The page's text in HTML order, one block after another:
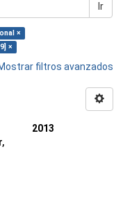
Ir
×
×
filtros avanzados
2013